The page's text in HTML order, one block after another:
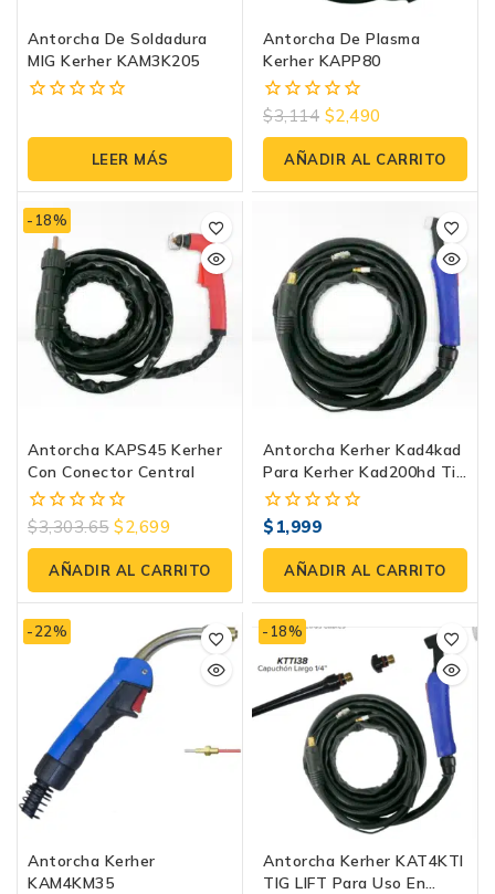
Antorcha De Soldadura
MIG Kerher KAM3K205
fuera
5
LEER MÁS
Antorcha De Plasma
Kerher KAPP80
0
fuera
5
$3,114 $2,490
AÑADIR AL CARRITO
-18%
Antorcha KAPS45 Kerher
Con Conector Central
0
fuera
5
$3,303.65 $2,699
AÑADIR AL CARRITO
Antorcha Kerher Kad4kad
Para Kerher Kad200hd Tig
Lift
0
fuera
5
$ 1,999
AÑADIR AL CARRITO
-22%
Antorcha Kerher
KAM4KM35
-18%
Antorcha Kerher KAT4KTI
TIG LIFT Para Uso En